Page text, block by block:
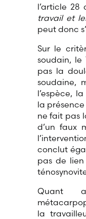
l’article 28
travail et
peut donc
Sur le
soudain, le
pas la
soudaine,
l’espèce,
la présence
ne fait pas
d’un faux
conclut
pas de
Quant
la